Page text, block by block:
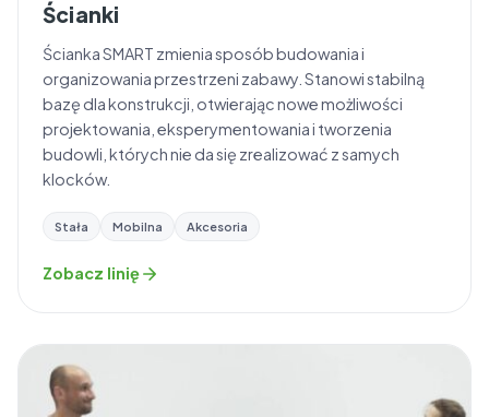
Ścianki
Ścianka SMART zmienia sposób budowania i
organizowania przestrzeni zabawy. Stanowi stabilną
bazę dla konstrukcji, otwierając nowe możliwości
projektowania, eksperymentowania i tworzenia
budowli, których nie da się zrealizować z samych
klocków.
Stała Mobilna Akcesoria
Zobacz linię